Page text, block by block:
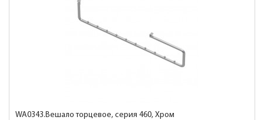
WA0343.Вешало торцевое, серия 460, Хром